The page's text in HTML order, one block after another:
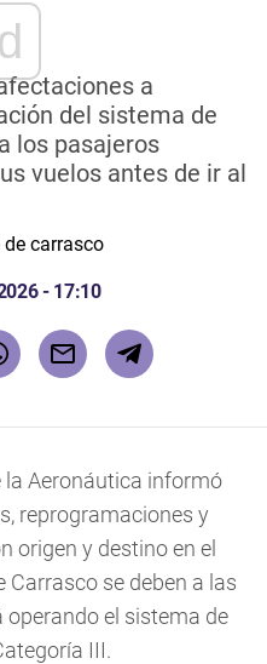
a
del sistema de
los pasajeros
vuelos antes de ir al
- 17:10
la Aeronáutica informó
reprogramaciones y
origen y destino en el
se deben a las
operando el sistema de
III.